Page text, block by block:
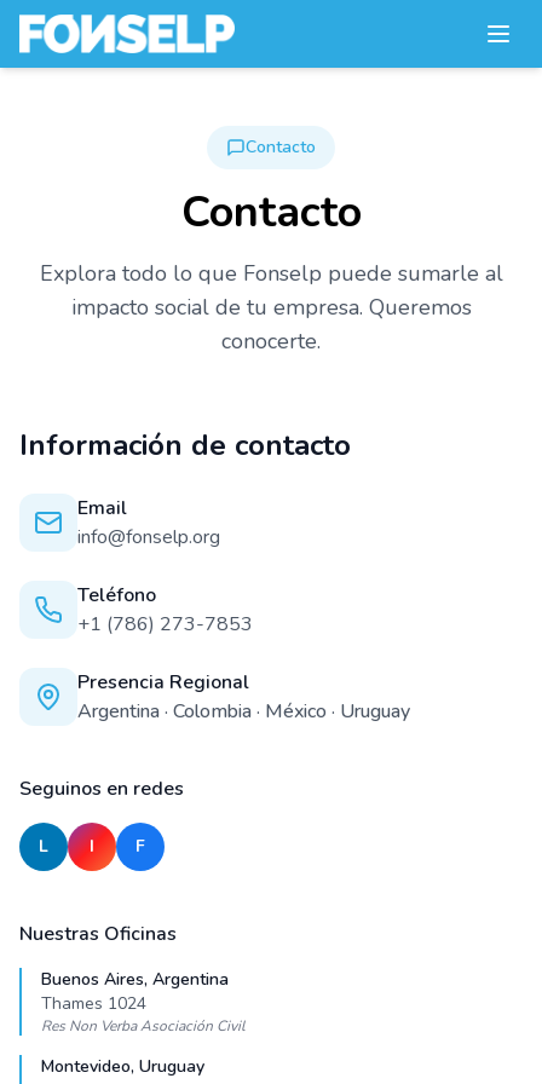
Contacto
Contacto
Explora todo lo que Fonselp puede sumarle al
impacto social de tu empresa. Queremos
conocerte.
Información de contacto
Email
info@fonselp.org
Teléfono
+1 (786) 273-7853
Presencia Regional
Argentina · Colombia · México · Uruguay
Seguinos en redes
LinkedIn
L Instagram
I Facebook
F
Nuestras Oficinas
Buenos Aires, Argentina
Thames 1024
Res Non Verba Asociación Civil
Montevideo, Uruguay